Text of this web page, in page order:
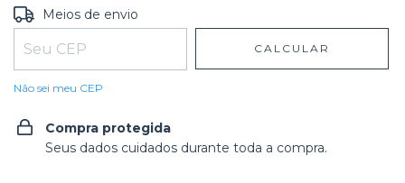
Entregas para o CEP:
Meios de envio
CALCULAR
Não sei meu CEP
Compra protegida
Seus dados cuidados durante toda a compra.